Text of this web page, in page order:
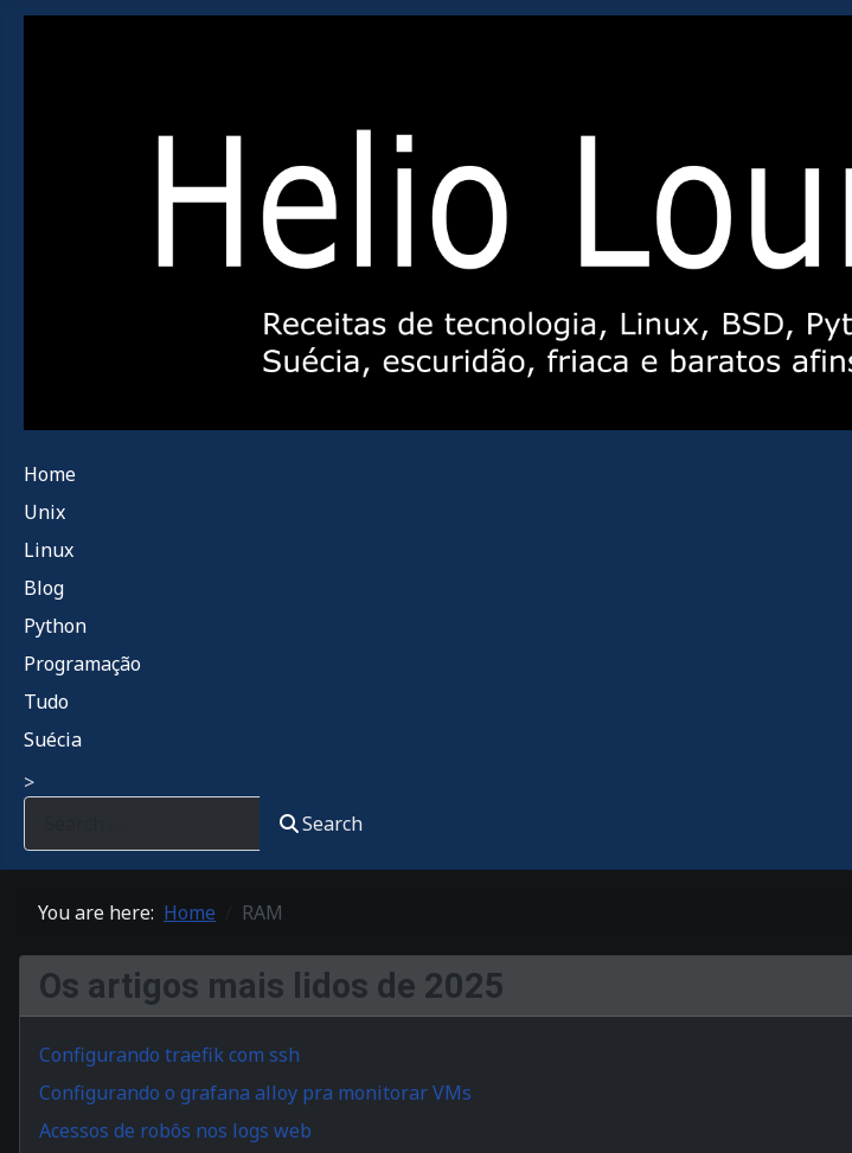
Home
Unix
Linux
Blog
Python
Programação
Tudo
Suécia
>
Search
You are here: Home RAM
Os artigos mais lidos de 2025
Configurando traefik com ssh
Configurando o grafana alloy pra monitorar VMs
Acessos de robôs nos logs web